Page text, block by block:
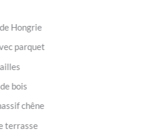
/ © JLC Parquets)
(Carcès 83570 / © JLC Parquets)
Hongrie avec divers encadrements
Maures 83340 / © JLC Parquets)
de cheminée avec un parquet
83670 / © JLC Parquets)
(Cotignac 83570 / © JLC
Parquets)
résistant à l’humidité, à la
xylophages. (Lorgues 83510 / ©
chêne. (Vidauban 83550 / © JLC
Parquets)
et encadrement pour mise en